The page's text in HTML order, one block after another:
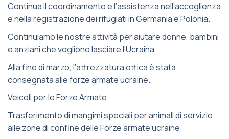
Continua il coordinamento e l’assistenza nell’accoglienza
e nella registrazione dei rifugiati in Germania e Polonia.
Continuiamo le nostre attività per aiutare donne, bambini
e anziani che vogliono lasciare l’Ucraina
Alla fine di marzo, l’attrezzatura ottica è stata
consegnata alle forze armate ucraine.
Veicoli per le Forze Armate
Trasferimento di mangimi speciali per animali di servizio
alle zone di confine delle Forze armate ucraine.